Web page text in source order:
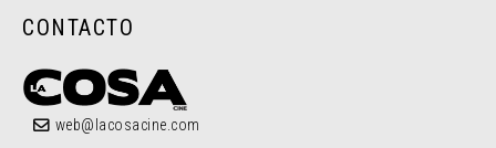
CONTACTO
web@lacosacine.com